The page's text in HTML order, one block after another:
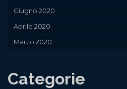
Giugno 2020
Aprile 2020
Marzo 2020
Categorie